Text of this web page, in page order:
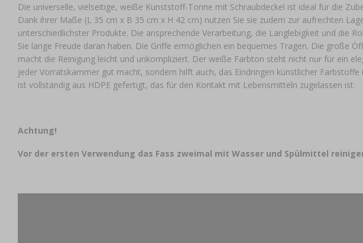
Die universelle, vielseitige, weiße Kunststoff-Tonne mit Schraubdeckel ist ideal für die
Dank ihrer Maße (L 35 cm x B 35 cm x H 42 cm) nutzen Sie sie zudem zur aufrechten
unterschiedlichster Produkte. Die ansprechende Verarbeitung, die Langlebigkeit und die
Sie lange Freude daran haben. Die Griffe ermöglichen ein bequemes Tragen. Die große
macht die Reinigung leicht und unkompliziert. Der weiße Farbton steht nicht nur für ein
jeder Vorratskammer gut macht, sondern hilft auch, das Eindringen künstlicher
ist vollständig aus HDPE gefertigt, das für den Kontakt mit Lebensmitteln zugelassen ist.
Achtung!
Vor der ersten Verwendung das Fass zweimal mit Wasser und Spülmittel